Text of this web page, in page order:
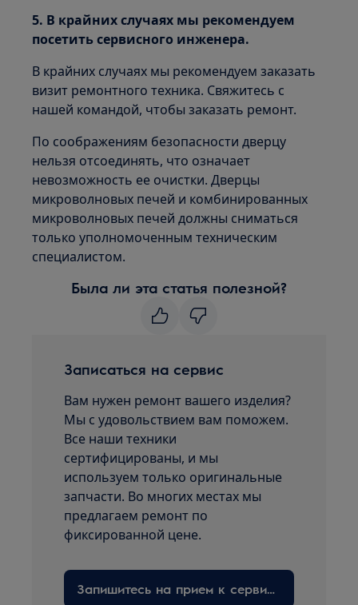
5. В крайних случаях мы рекомендуем
посетить сервисного инженера.
В крайних случаях мы рекомендуем заказать
визит ремонтного техника. Свяжитесь с
нашей командой, чтобы заказать ремонт.
По соображениям безопасности дверцу
нельзя отсоединять, что означает
невозможность ее очистки. Дверцы
микроволновых печей и комбинированных
микроволновых печей должны сниматься
только уполномоченным техническим
специалистом.
Была ли эта статья полезной?
Записаться на сервис
Вам нужен ремонт вашего изделия?
Мы с удовольствием вам поможем.
Все наши техники
сертифицированы, и мы
используем только оригинальные
запчасти. Во многих местах мы
предлагаем ремонт по
фиксированной цене.
Запишитесь на прием к сервисному технику здесь